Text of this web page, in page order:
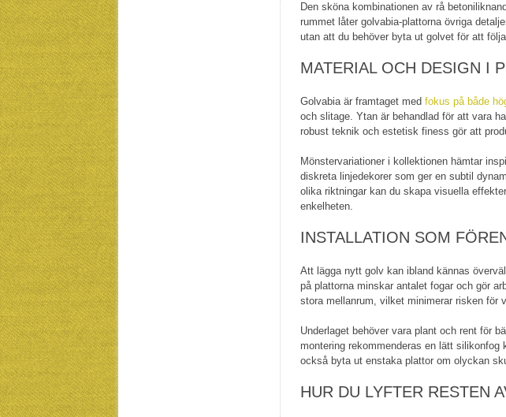
Den sköna kombinationen av rå
rummet låter golvabia-plattorna övriga
utan att du behöver byta ut golvet för att
MATERIAL OCH DESIGN I
Golvabia är framtaget med fokus på både
och slitage. Ytan är behandlad för att vara
robust teknik och estetisk finess gör att
Mönstervariationer i kollektionen hämtar
diskreta linjedekorer som ger en subtil
olika riktningar kan du skapa visuella
enkelheten.
INSTALLATION SOM
Att lägga nytt golv kan ibland kännas
på plattorna minskar antalet fogar och gör
stora mellanrum, vilket minimerar risken för
Underlaget behöver vara plant och rent för
montering rekommenderas en lätt
också byta ut enstaka plattor om olyckan
HUR DU LYFTER RESTEN